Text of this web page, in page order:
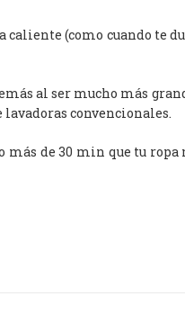
(como cuando te
al ser mucho más
lavadoras convencionales.
más de 30 min que tu ropa